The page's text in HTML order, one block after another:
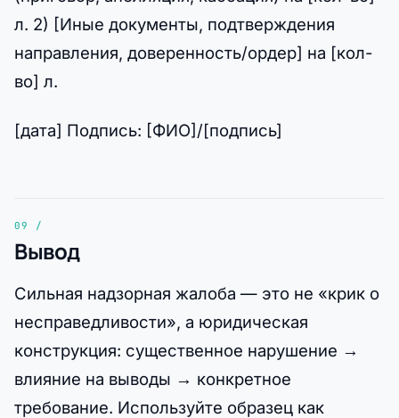
л. 2) [Иные документы, подтверждения
направления, доверенность/ордер] на [кол-
во] л.
[дата] Подпись: [ФИО]/[подпись]
Вывод
Сильная надзорная жалоба — это не «крик о
несправедливости», а юридическая
конструкция: существенное нарушение →
влияние на выводы → конкретное
требование. Используйте образец как